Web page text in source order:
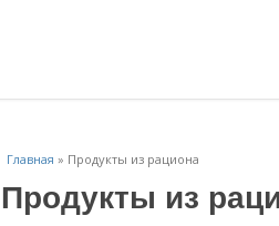
Главная » Продукты из рациона
Продукты из